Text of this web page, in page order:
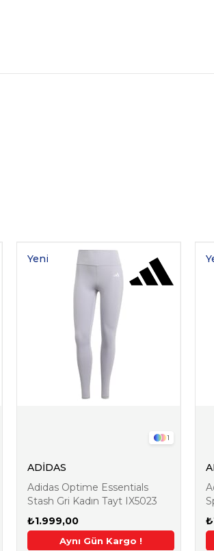
2. Üründe Ek %5 İndirim Aynı
1
ADİDAS
Adidas Optime Essentials
Stash Gri Kadın Tayt IX5023
₺1.999,00
Yeni
Aynı Gün Kargo ! 2.
! 2. Üründe Ek %5 İndirim
Ek %5 İndirim Aynı Gün Kargo !